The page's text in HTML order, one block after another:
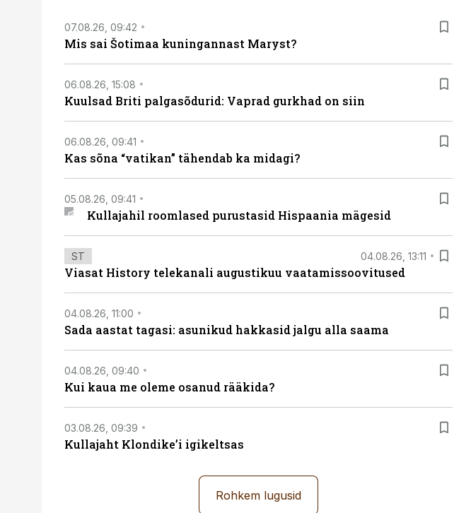
07.08.26, 09:42
Mis sai Šotimaa kuningannast Maryst?
06.08.26, 15:08
Kuulsad Briti palgasõdurid: Vaprad gurkhad on siin
06.08.26, 09:41
Kas sõna “vatikan” tähendab ka midagi?
05.08.26, 09:41
Kullajahil roomlased purustasid Hispaania mägesid
ST 04.08.26, 13:11
Viasat History telekanali augustikuu vaatamissoovitused
04.08.26, 11:00
Sada aastat tagasi: asunikud hakkasid jalgu alla saama
04.08.26, 09:40
Kui kaua me oleme osanud rääkida?
03.08.26, 09:39
Kullajaht Klondike’i igikeltsas
Rohkem lugusid